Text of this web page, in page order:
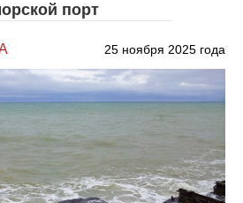
порт
25 ноября 2025 года